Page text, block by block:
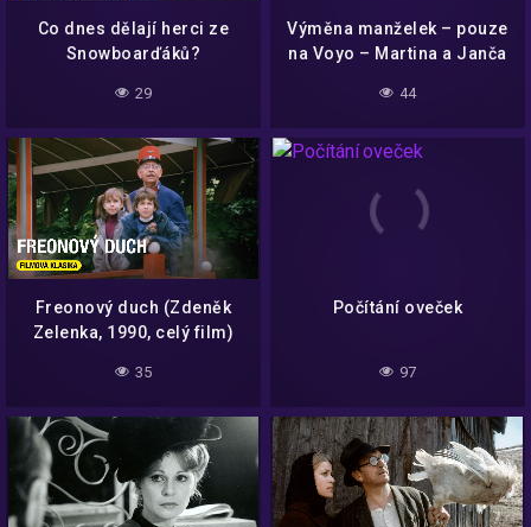
Co dnes dělají herci ze
Snowboarďáků?
29
Výměna manželek – pouze
na Voyo – Martina a Janča
44
Freonový duch (Zdeněk
Zelenka, 1990, celý film)
35
Počítání oveček
97